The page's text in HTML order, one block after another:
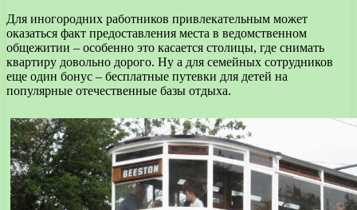
Для иногородних работников привлекательным может
оказаться факт предоставления места в ведомственном
общежитии – особенно это касается столицы, где снимать
квартиру довольно дорого. Ну а для семейных сотрудников
еще один бонус – бесплатные путевки для детей на
популярные отечественные базы отдыха.